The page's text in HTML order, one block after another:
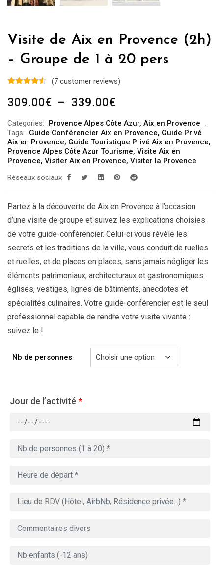
Visite de Aix en Provence (2h)
– Groupe de 1 à 20 pers
(7 customer reviews)
309.00€ – 339.00€Plage
prix :
309.00€
à
339.00€
Categories: Provence Alpes Côte Azur, Aix en Provence
Tags:
Guide Conférencier Aix en Provence, Guide Privé
Aix en Provence, Guide Touristique Privé Aix en Provence,
Provence Alpes Côte Azur Tourisme, Visite Aix en
Provence, Visiter Aix en Provence, Visiter la Provence
Réseaux sociaux
Partez à la découverte de Aix en Provence à l’occasion
d’une visite de groupe et suivez les explications choisies
de votre guide-conférencier. Celui-ci vous révèle les
secrets et les traditions de la ville, vous conduit de ruelles
et ruelles, et de places en places, sans jamais négliger les
éléments patrimoniaux, architecturaux et gastronomiques :
églises, vestiges, lignes de bâtiments, anecdotes et
spécialités culinaires. Votre guide-conférencier est le seul
professionnel capable de rendre votre visite vivante :
suivez le !
Nb de personnes
Jour de l’activité *